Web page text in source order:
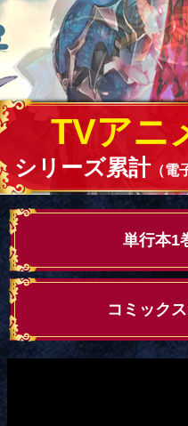
TVアニ
シリーズ累計（電
単行本1
コミック